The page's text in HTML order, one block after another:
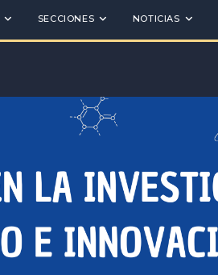
SECCIONES NOTICIAS